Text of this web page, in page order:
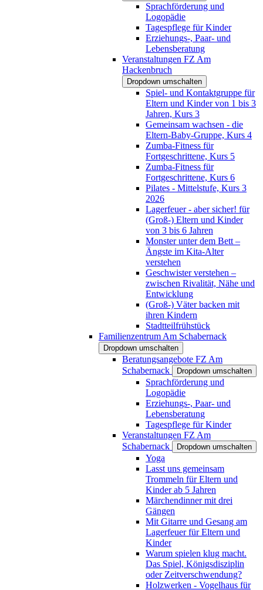
Sprachförderung und
Logopädie
Tagespflege für Kinder
Erziehungs-, Paar- und
Lebensberatung
Veranstaltungen FZ Am
Hackenbruch
Dropdown umschalten
Spiel- und Kontaktgruppe für
Eltern und Kinder von 1 bis 3
Jahren, Kurs 3
Gemeinsam wachsen - die
Eltern-Baby-Gruppe, Kurs 4
Zumba-Fitness für
Fortgeschrittene, Kurs 5
Zumba-Fitness für
Fortgeschrittene, Kurs 6
Pilates - Mittelstufe, Kurs 3
2026
Lagerfeuer - aber sicher! für
(Groß-) Eltern und Kinder
von 3 bis 6 Jahren
Monster unter dem Bett –
Ängste im Kita-Alter
verstehen
Geschwister verstehen –
zwischen Rivalität, Nähe und
Entwicklung
(Groß-) Väter backen mit
ihren Kindern
Stadtteilfrühstück
Familienzentrum Am Schabernack
Dropdown umschalten
Beratungsangebote FZ Am
Schabernack
Dropdown umschalten
Sprachförderung und
Logopädie
Erziehungs-, Paar- und
Lebensberatung
Tagespflege für Kinder
Veranstaltungen FZ Am
Schabernack
Dropdown umschalten
Yoga
Lasst uns gemeinsam
Trommeln für Eltern und
Kinder ab 5 Jahren
Märchendinner mit drei
Gängen
Mit Gitarre und Gesang am
Lagerfeuer für Eltern und
Kinder
Warum spielen klug macht.
Das Spiel, Königsdisziplin
oder Zeitverschwendung?
Holzwerken - Vogelhaus für